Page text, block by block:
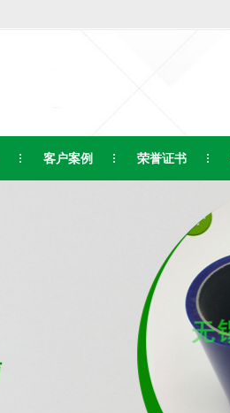
客户案例 荣誉证书